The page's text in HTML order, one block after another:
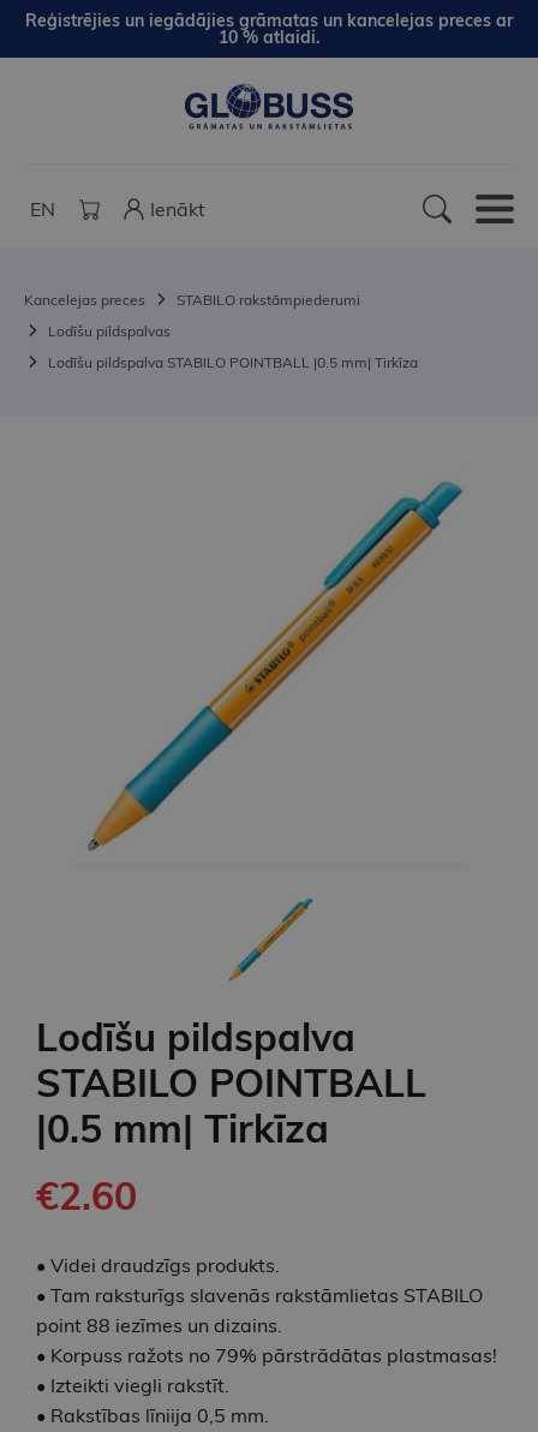
Reģistrējies un iegādājies grāmatas un kancelejas preces ar
10 % atlaidi.
EN Ienākt
Kancelejas preces
STABILO rakstāmpiederumi
Lodīšu pildspalvas
Lodīšu pildspalva STABILO POINTBALL |0.5 mm| Tirkīza
Lodīšu pildspalva
STABILO POINTBALL
|0.5 mm| Tirkīza
€2.60
• Videi draudzīgs produkts.
• Tam raksturīgs slavenās rakstāmlietas STABILO
point 88 iezīmes un dizains.
• Korpuss ražots no 79% pārstrādātas plastmasas!
• Izteikti viegli rakstīt.
• Rakstības līniija 0,5 mm.